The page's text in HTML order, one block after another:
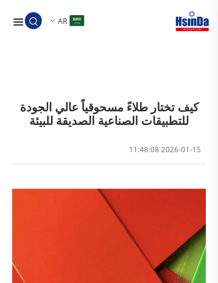
AR
كيف تختار طلاءً مسحوقياً عالي الجودة
للتطبيقات الصناعية الصديقة للبيئة
2026-01-15 11:48:08